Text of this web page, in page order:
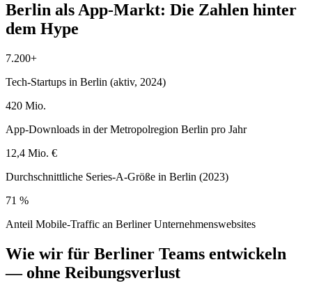
Berlin als App-Markt: Die Zahlen hinter
dem Hype
7.200+
Tech-Startups in Berlin (aktiv, 2024)
420 Mio.
App-Downloads in der Metropolregion Berlin pro Jahr
12,4 Mio. €
Durchschnittliche Series-A-Größe in Berlin (2023)
71 %
Anteil Mobile-Traffic an Berliner Unternehmenswebsites
Wie wir für Berliner Teams entwickeln
— ohne Reibungsverlust